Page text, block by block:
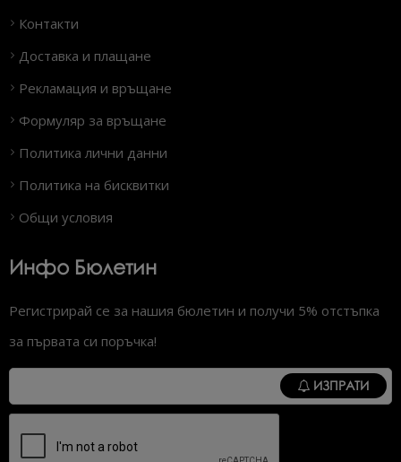
Контакти
Доставка и плащане
Рекламация и връщане
Формуляр за връщане
Политика лични данни
Политика на бисквитки
Общи условия
Инфо Бюлетин
Регистрирай се за нашия бюлетин и получи 5% отстъпка
за първата си поръчка!
ИЗПРАТИ